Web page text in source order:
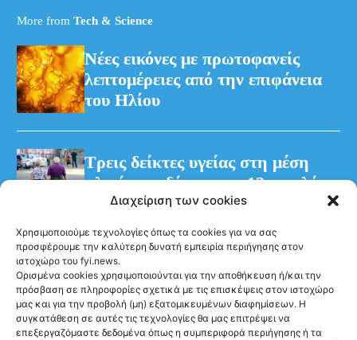
Διαχείριση των cookies
Χρησιμοποιούμε τεχνολογίες όπως τα cookies για να σας
προσφέρουμε την καλύτερη δυνατή εμπειρία περιήγησης στον
ιστοχώρο του fyi.news.
Ορισμένα cookies χρησιμοποιούνται για την αποθήκευση ή/και την
πρόσβαση σε πληροφορίες σχετικά με τις επισκέψεις στον ιστοχώρο
μας και για την προβολή (μη) εξατομικευμένων διαφημίσεων. Η
συγκατάθεση σε αυτές τις τεχνολογίες θα μας επιτρέψει να
επεξεργαζόμαστε δεδομένα όπως η συμπεριφορά περιήγησης ή τα
More from Tech & Science
Νέες εικόνες με πρωτοφανείς
λεπτομέρειες από την επιφάνεια
του Ηλίου
Τρεις δείκτες υγείας στη μέση
ηλικία συνδέονται με 13 επιπλέον
χρόνια χωρίς άνοια
Ακολούθησέ μας